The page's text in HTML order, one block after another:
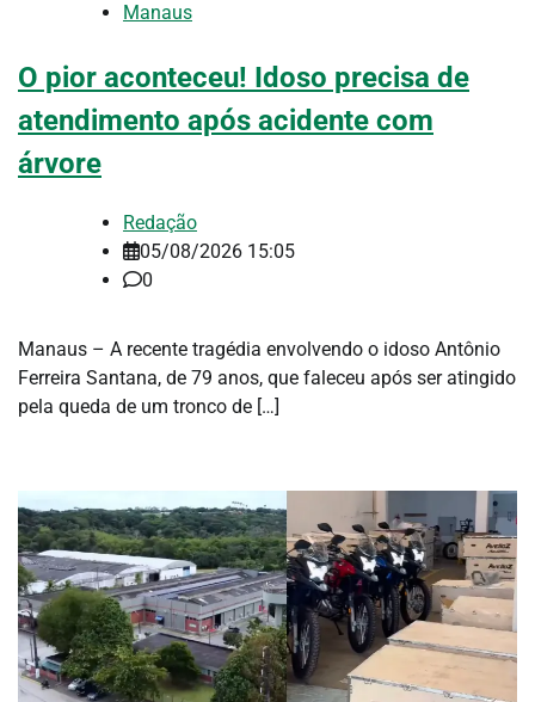
Manaus
O pior aconteceu! Idoso precisa de
atendimento após acidente com
árvore
Redação
05/08/2026 15:05
0
Manaus – A recente tragédia envolvendo o idoso Antônio
Ferreira Santana, de 79 anos, que faleceu após ser atingido
pela queda de um tronco de […]